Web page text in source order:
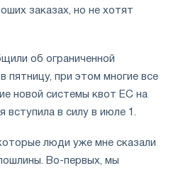
заказах, но не хотят
об ограниченной
пятницу, при этом многие все
новой системы квот ЕС на
вступила в силу в июле 1.
люди уже мне сказали
Во-первых, мы